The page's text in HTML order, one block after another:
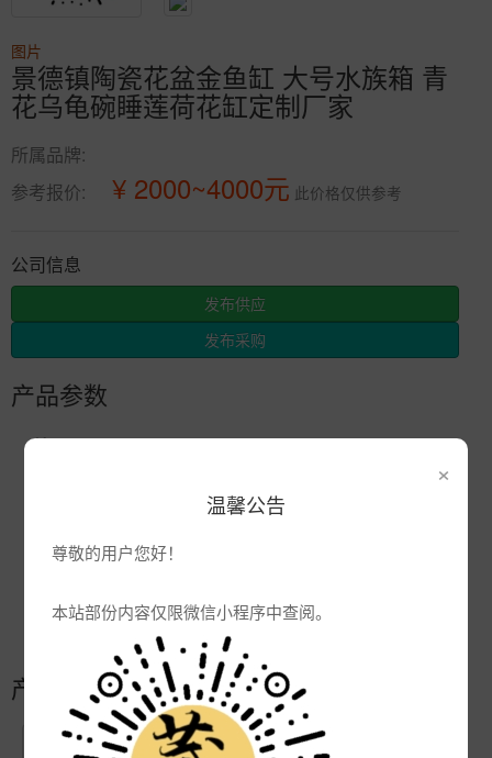
×
温馨公告
尊敬的用户您好！
本站部份内容仅限微信小程序中查阅。
图片
景德镇陶瓷花盆金鱼缸 大号水族箱 青
花乌龟碗睡莲荷花缸定制厂家
所属品牌:
参考报价:
¥ 2000~4000元 此价格仅供参考
公司信息
发布供应
发布采购
产品参数
编号:
江西省景德镇市
次数:
3657
更新:
2021-04-07 16:06:45
产品简介